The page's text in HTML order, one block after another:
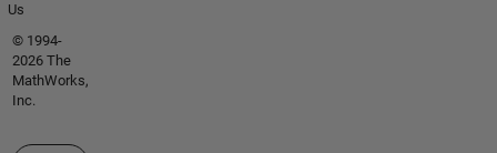
Us
© 1994-
2026 The
MathWorks,
Inc.